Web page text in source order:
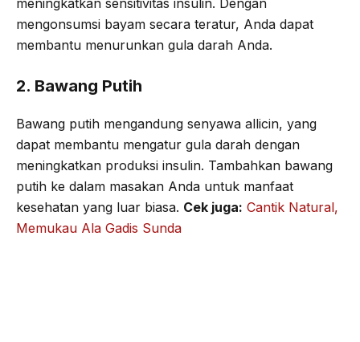
mengonsumsi bayam secara teratur, Anda dapat
membantu menurunkan gula darah Anda.
2. Bawang Putih
Bawang putih mengandung senyawa allicin, yang
dapat membantu mengatur gula darah dengan
meningkatkan produksi insulin. Tambahkan bawang
putih ke dalam masakan Anda untuk manfaat
kesehatan yang luar biasa. Cek juga: Cantik Natural,
Memukau Ala Gadis Sunda